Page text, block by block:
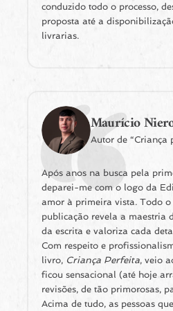
conduzido todo o processo,
proposta até a
livrarias.
Maurício
Autor de “Criança
Após anos na busca pela
deparei-me com o logo da
amor à primeira vista. Todo
publicação revela a maestria
da escrita e valoriza cada
Com respeito e
livro, Criança Perfeita, veio
ficou sensacional (até hoje
revisões, de tão primorosas,
Acima de tudo, as pessoas